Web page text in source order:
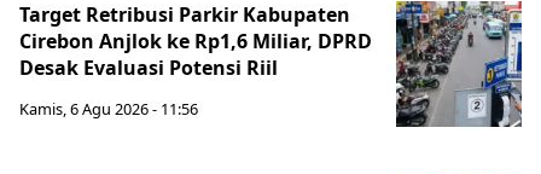
Target Retribusi Parkir Kabupaten
Cirebon Anjlok ke Rp1,6 Miliar, DPRD
Desak Evaluasi Potensi Riil
Kamis, 6 Agu 2026 - 11:56